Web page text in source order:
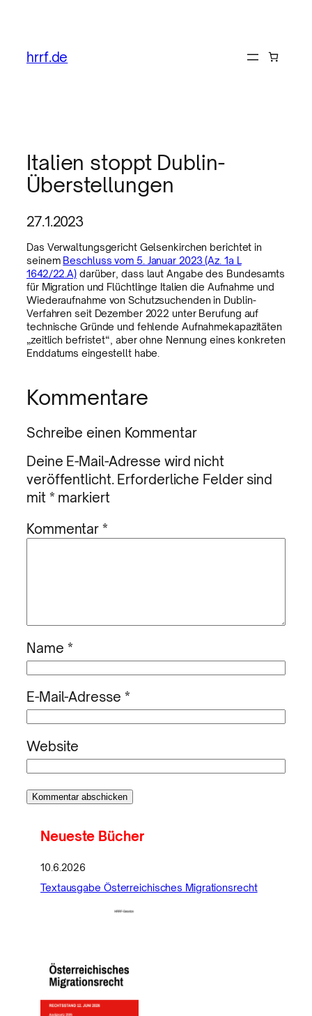
hrrf.de
Italien stoppt Dublin-
Überstellungen
27.1.2023
Das Verwaltungsgericht Gelsenkirchen berichtet in
seinem Beschluss vom 5. Januar 2023 (Az. 1a L
1642/22.A) darüber, dass laut Angabe des Bundesamts
für Migration und Flüchtlinge Italien die Aufnahme und
Wiederaufnahme von Schutzsuchenden in Dublin-
Verfahren seit Dezember 2022 unter Berufung auf
technische Gründe und fehlende Aufnahmekapazitäten
„zeitlich befristet“, aber ohne Nennung eines konkreten
Enddatums eingestellt habe.
Kommentare
Schreibe einen Kommentar
Deine E-Mail-Adresse wird nicht
veröffentlicht. Erforderliche Felder sind
mit * markiert
Kommentar*
Name *
E-Mail-Adresse *
Website
Neueste Bücher
10.6.2026
Textausgabe Österreichisches Migrationsrecht